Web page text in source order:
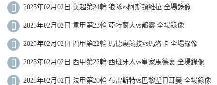
2025年02月02日 英超第24輪 狼隊vs阿斯頓維拉 全場錄像
2025年02月02日 意甲第23輪 亞特蘭大vs都靈 全場錄像
2025年02月02日 西甲第22輪 馬德裏競技vs馬洛卡 全場錄像
2025年02月02日 西甲第22輪 西班牙人vs皇家馬德裏 全場錄像
2025年02月02日 法甲第20輪 布雷斯特vs巴黎聖日耳曼 全場錄像